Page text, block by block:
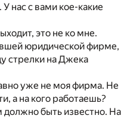
нас с вами кое-какие
это не ко мне.
юридической фирме,
стрелки на Джека
уже не моя фирма. Не
а на кого работаешь?
быть известно. На